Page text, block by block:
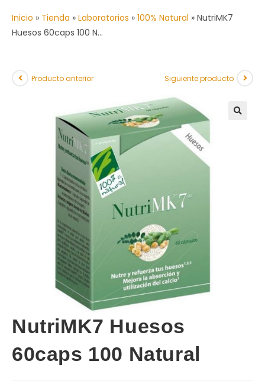
Inicio » Tienda » Laboratorios » 100% Natural » NutriMK7
Huesos 60caps 100 N…
Producto anterior Siguiente producto
NutriMK7 Huesos
60caps 100 Natural